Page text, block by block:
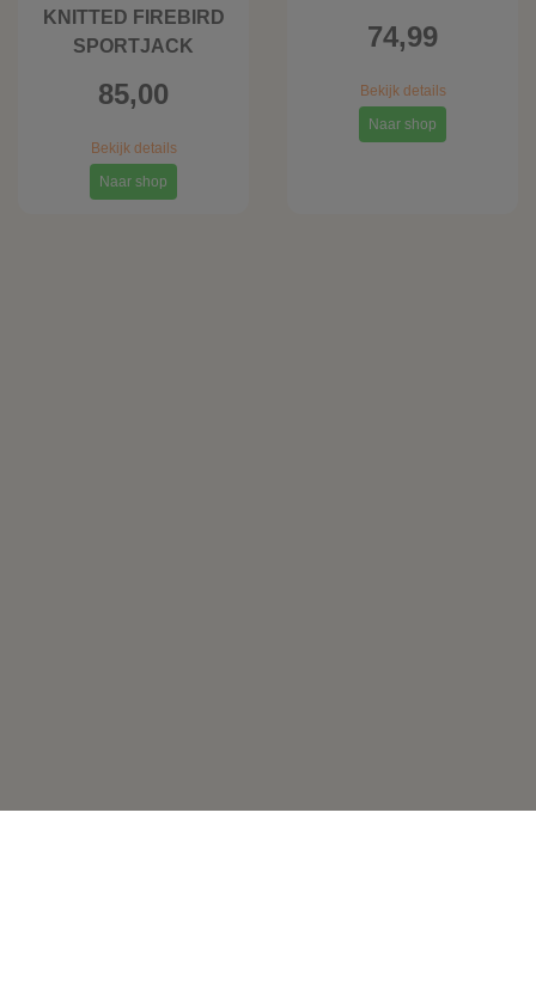
KNITTED FIREBIRD
SPORTJACK
85,00
Bekijk details
Naar shop
74,99
Bekijk details
Naar shop